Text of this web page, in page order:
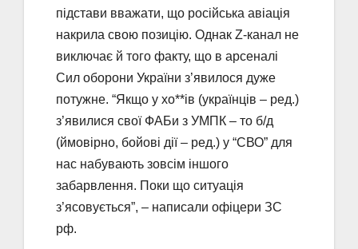
підстави вважати, що російська авіація
накрила свою позицію. Однак Z-канал не
виключає й того факту, що в арсеналі
Сил оборони України з’явилося дуже
потужне. “Якщо у хо**ів (українців – ред.)
з’явилися свої ФАБи з УМПК – то б/д
(ймовірно, бойові дії – ред.) у “СВО” для
нас набувають зовсім іншого
забарвлення. Поки що ситуація
з’ясовується”, – написали офіцери ЗС
рф.